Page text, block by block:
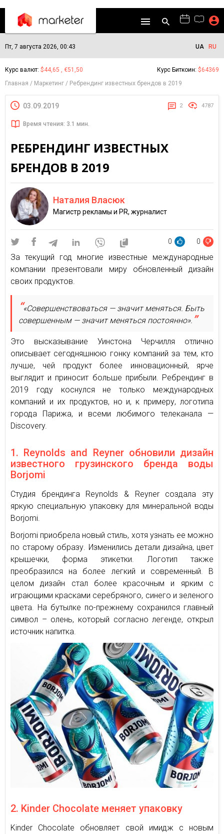
Пт, 7 августа 2026, 00:43 UA RU
Курс валют: $44,65 , €51,50 Курс Биткоин: $64369
Главная
Маркетинг Ребрендинг известных брендов в 2019
03.09.2019 2 4787
Время чтения: 3.1 мин.
РЕБРЕНДИНГ ИЗВЕСТНЫХ
БРЕНДОВ В 2019
Наталия Власюк
Магистр рекламы и PR, журналист
0 0
За текущий год многие известные международные
компании презентовали миру обновленный дизайн
своих продуктов.
«Совершенствоваться — значит меняться. Быть
совершенным — значит меняться постоянно».
Это высказывание Уинстона Черчилля отлично
описывает сегодняшнюю гонку компаний за тем, кто
лучше, чей продукт более инновационный, ярче
выглядит и приносит больше прибыли. Ребрендинг в
2019 году коснулся не только международных
компаний и их продуктов, но и, к примеру, логотипа
города Парижа, и всеми любимого телеканала —
Discovery.
1. Reynolds and Reyner обновили дизайн
известного грузинского бренда воды
Borjomi
Студия брендинга Reynolds & Reyner создала эту
яркую специальную упаковку для минеральной воды
Borjomi.
Borjomi приобрела новый стиль, хотя узнать ее можно
по старому образу. Изменились детали дизайна, цвет
крышечки, форма этикетки. Логотип также
преобразился на более легкий и современный. В
целом дизайн стал более красочным и ярким с
играющими красками серебряного, синего и зеленого
цвета. На бутылке по-прежнему сохранился главный
символ – олень, который согласно легенде, открыл
источник напитка.
2. Kinder Chocolate меняет упаковку
Kinder Chocolate обновляет свой имидж с новым